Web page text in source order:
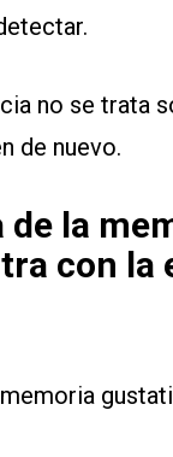
no se trata
de nuevo.
de la
con la